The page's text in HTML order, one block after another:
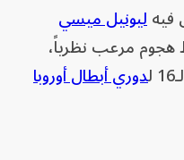
فيهليونيل ميسي
هجوم مرعب نظرياً،
دوري أبطال أوروبا